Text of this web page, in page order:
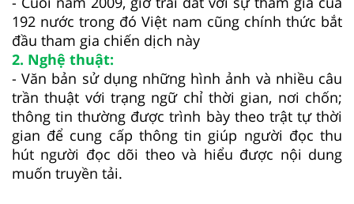
192 nước trong đó Việt nam cũng chính thức bắt
đầu tham gia chiến dịch này
2. Nghệ thuật:
- Văn bản sử dụng những hình ảnh và nhiều câu
trần thuật với trạng ngữ chỉ thời gian, nơi chốn;
thông tin thường được trình bày theo trật tự thời
gian để cung cấp thông tin giúp người đọc thu
hút người đọc dõi theo và hiểu được nội dung
muốn truyền tải.